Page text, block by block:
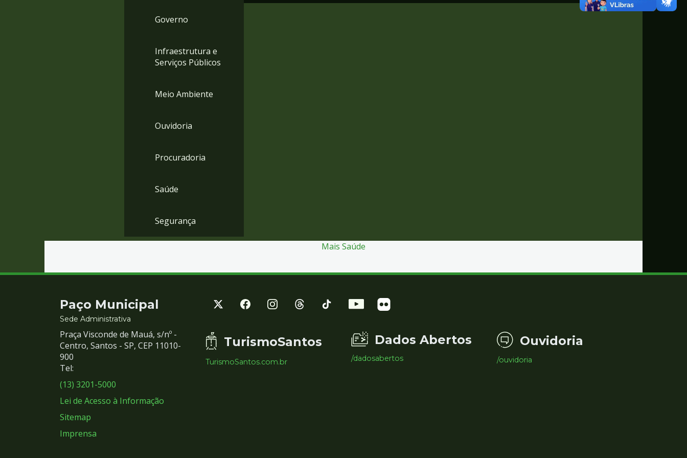
Governo
Infraestrutura e
Serviços Públicos
Meio Ambiente
Ouvidoria
Procuradoria
Saúde
Segurança
Mais Saúde
Contato
e
Redes
Sociais
Paço Municipal
Sede Administrativa
Praça Visconde de Mauá, s/nº -
Centro, Santos - SP, CEP 11010-
900
Tel:
(13) 3201-5000
Lei de Acesso à Informação
Sitemap
Imprensa
TurismoSantos
TurismoSantos.com.br
Dados Abertos
/dadosabertos
Ouvidoria
/ouvidoria